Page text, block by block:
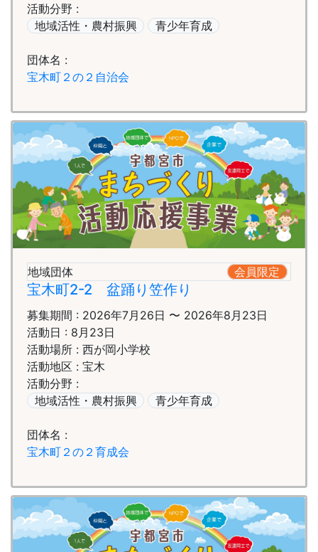
活動分野 :
地域活性・農村振興
青少年育成
団体名 :
宝木町２の２自治会
地域団体 会員限定
宝木町2-2 盆踊り笠作り
募集期間 : 2026年7月26日 〜 2026年8月23日
活動日 : 8月23日
活動場所 : 西が岡小学校
活動地区 : 宝木
活動分野 :
地域活性・農村振興
青少年育成
団体名 :
宝木町２の２育成会